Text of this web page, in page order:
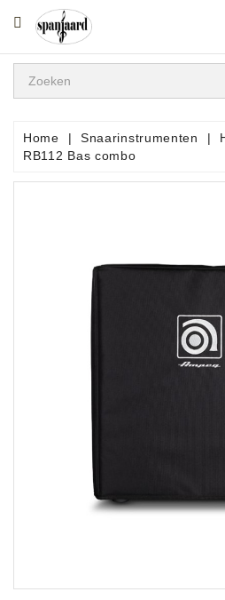
CATEGORIE
Home
In
De
Snaarinstrumenten
Blaasinstrumenten
Microfoons
Home Snaarinstrumenten
RB112 Bas combo